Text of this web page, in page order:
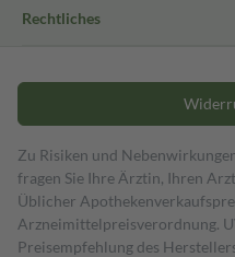
Rechtliches
Zu Risiken und
fragen Sie Ihre Ärztin, Ihren
Üblicher
Arzneimittelpreisverordnung.
Preisempfehlung des